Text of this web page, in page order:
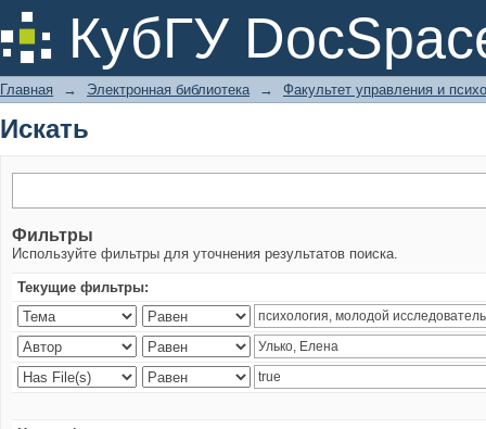
КубГУ
Искать
Главная → Электронная библиотека → Факультет управления и
Искать
Фильтры
Используйте фильтры для уточнения результатов поиска.
Текущие фильтры: